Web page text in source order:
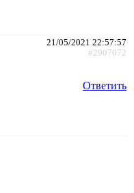
21/05/2021 22:57:57
#2907072
Ответить